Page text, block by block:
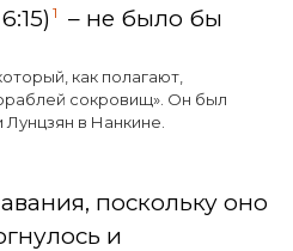
как полагают,
сокровищ». Он был
Лунцзян в Нанкине.
1 – не было бы
поскольку оно
и